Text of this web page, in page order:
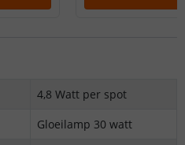
4,8 Watt per spot
Gloeilamp 30 watt